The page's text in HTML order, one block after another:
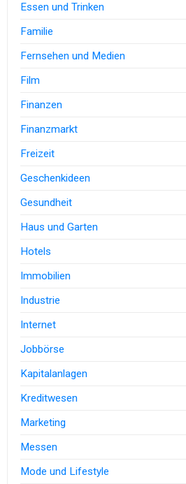
Essen und Trinken
Familie
Fernsehen und Medien
Film
Finanzen
Finanzmarkt
Freizeit
Geschenkideen
Gesundheit
Haus und Garten
Hotels
Immobilien
Industrie
Internet
Jobbörse
Kapitalanlagen
Kreditwesen
Marketing
Messen
Mode und Lifestyle